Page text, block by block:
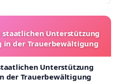
Unterstützung
in der Trauerbewältigung
Unterstützung
der Trauerbewältigung